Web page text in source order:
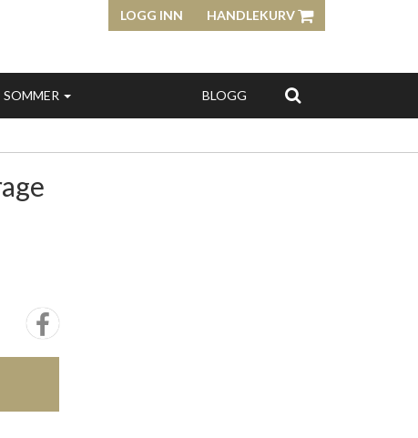
LOGG INN HANDLEKURV
SOMMER BLOGG